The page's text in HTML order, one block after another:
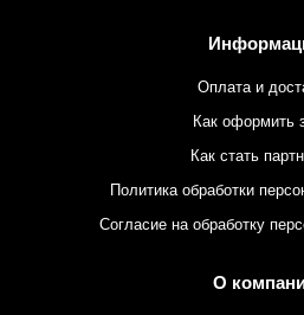
Оплата и
Как оформить
Как стать
Политика обработки
Согласие на обработку
О